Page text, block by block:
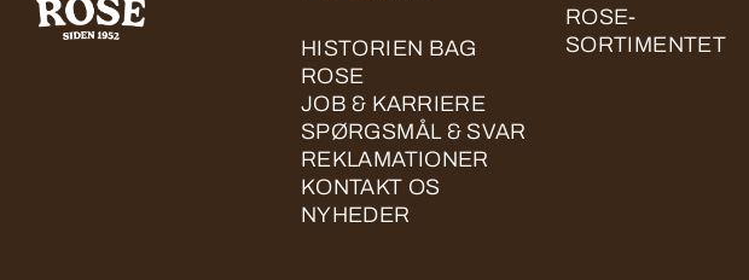
HISTORIEN BAG
ROSE
JOB & KARRIERE
SPØRGSMÅL & SVAR
REKLAMATIONER
KONTAKT OS
NYHEDER
ROSE-
SORTIMENTET